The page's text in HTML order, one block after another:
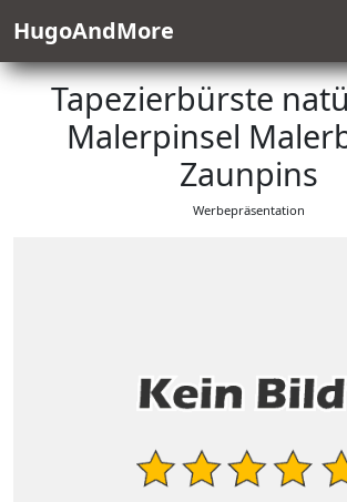
HugoAndMore
Tapezierbürste
Malerpinsel
Zaunpins
Werbepräsentation